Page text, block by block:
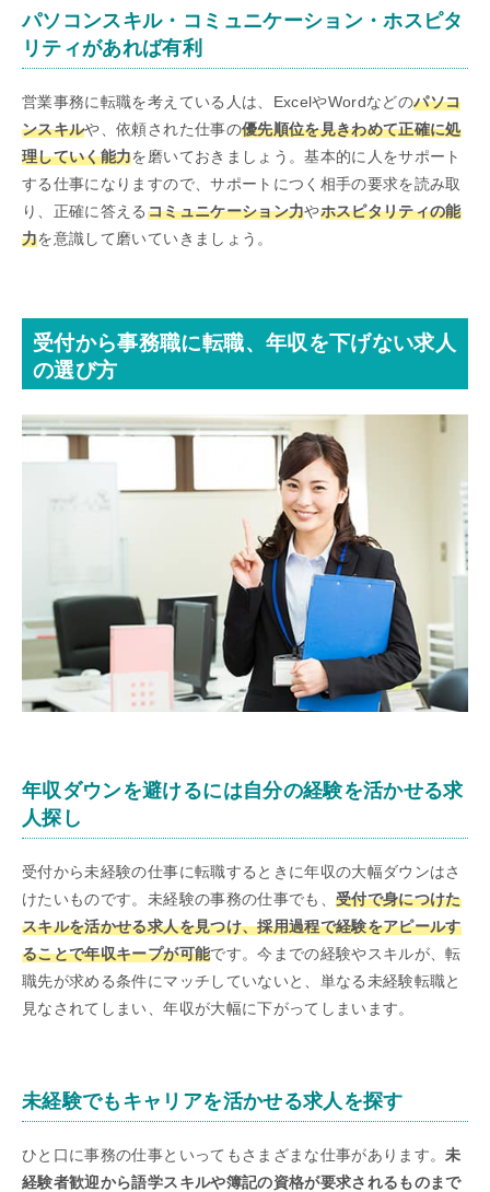
パソコンスキル・コミュニケーション・ホスピタ
リティがあれば有利
営業事務に転職を考えている人は、ExcelやWordなどのパソコ
ンスキルや、依頼された仕事の優先順位を見きわめて正確に処
理していく能力を磨いておきましょう。基本的に人をサポート
する仕事になりますので、サポートにつく相手の要求を読み取
り、正確に答えるコミュニケーション力やホスピタリティの能
力を意識して磨いていきましょう。
受付から事務職に転職、年収を下げない求人
の選び方
年収ダウンを避けるには自分の経験を活かせる求
人探し
受付から未経験の仕事に転職するときに年収の大幅ダウンはさ
けたいものです。未経験の事務の仕事でも、 受付で身につけた
スキルを活かせる求人を見つけ、採用過程で経験をアピールす
ることで年収キープが可能です。今までの経験やスキルが、転
職先が求める条件にマッチしていないと、単なる未経験転職と
見なされてしまい、年収が大幅に下がってしまいます。
未経験でもキャリアを活かせる求人を探す
ひと口に事務の仕事といってもさまざまな仕事があります。未
経験者歓迎から語学スキルや簿記の資格が要求されるものまで